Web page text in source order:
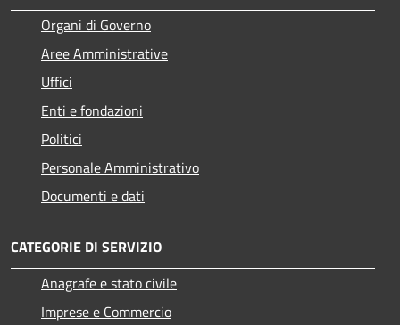
Organi di Governo
Aree Amministrative
Uffici
Enti e fondazioni
Politici
Personale Amministrativo
Documenti e dati
CATEGORIE DI SERVIZIO
Anagrafe e stato civile
Imprese e Commercio